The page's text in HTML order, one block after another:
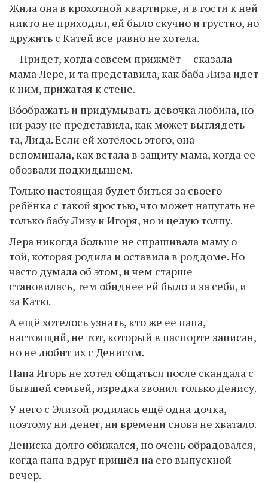
Жила она в крохотной квартирке, и в гости к ней
никто не приходил, ей было скучно и грустно, но
дружить с Катей все равно не хотела.
— Придет, когда совсем прижмёт — сказала
мама Лере, и та представила, как баба Лиза идет
к ним, прижатая к стене.
Во́ображать и придумывать девочка любила, но
ни разу не представила, как может выглядеть
та, Лида. Если ей хотелось этого, она
вспоминала, как встала в защиту мама, когда ее
обозвали подкидышем.
Только настоящая будет биться за своего
ребёнка с такой яростью, что может напугать не
только бабу Лизу и Игоря, но и целую толпу.
Лера никогда больше не спрашивала маму о
той, которая родила и оставила в роддоме. Но
часто думала об этом, и чем старше
становилась, тем обиднее ей было и за себя, и
за Катю.
А ещё хотелось узнать, кто же ее папа,
настоящий, не тот, который в паспорте записан,
но не любит их с Денисом.
Папа Игорь не хотел общаться после скандала с
бывшей семьей, изредка звонил только Денису.
У него с Элизой родилась ещё одна дочка,
поэтому ни денег, ни времени снова не хватало.
Дениска долго обижался, но очень обрадовался,
когда папа вдруг пришёл на его выпускной
вечер.